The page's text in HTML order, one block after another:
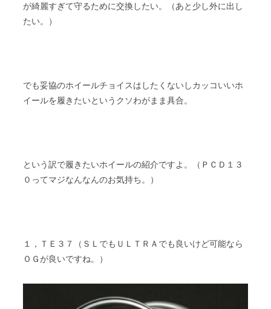
が綺麗すぎて守るために交換したい。（あと少し外に出し
たい。）
でも妥協のホイールチョイスはしたくないしカッコいいホ
イールを履きたいというクソわがまま具合。
という訳で履きたいホイールの紹介ですよ。（ＰＣＤ１３
０ってマジなんなんのお気持ち。）
１，ＴＥ３７（ＳＬでもＵＬＴＲＡでも良いけど可能なら
ＯＧが良いですね。）